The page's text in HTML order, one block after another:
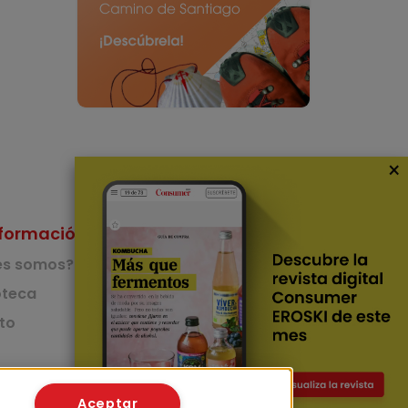
somos?
Nuestras Apps
App de recetas
App del Camino de
Santiago
×
Aceptar